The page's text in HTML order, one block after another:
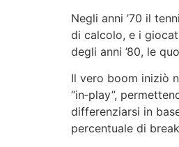
Negli anni ’70 il
di calcolo, e i
degli anni ’80, le
Il vero boom iniziò
“in‑play”,
differenziarsi in
percentuale di